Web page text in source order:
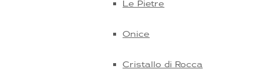
Le Pietre
Onice
Cristallo di Rocca